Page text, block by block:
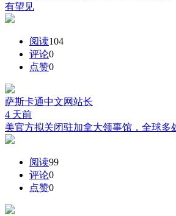
有望见
阅读104
评论0
点赞0
萨斯卡通中文网站长
4 天前
美官方拟关闭驻加拿大领事馆，全球多
阅读99
评论0
点赞0